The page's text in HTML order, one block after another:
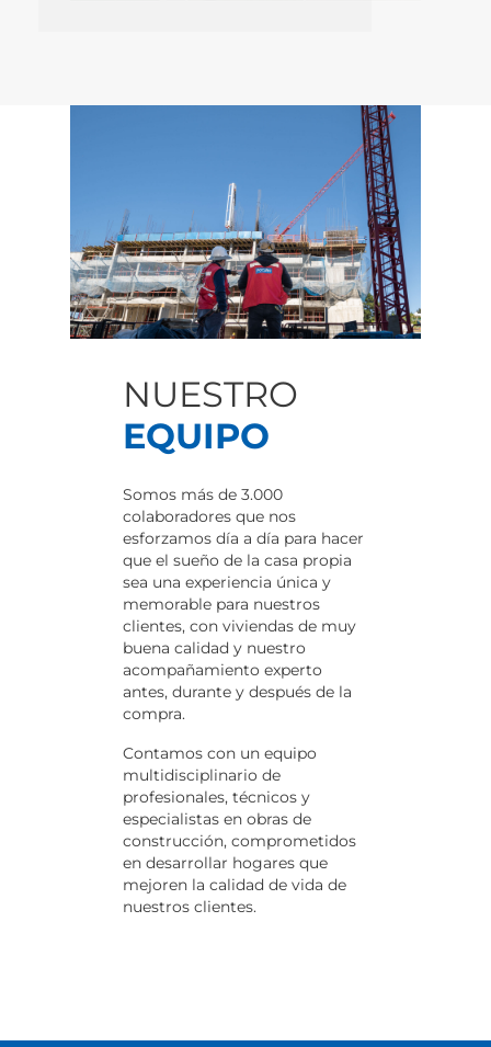
NUESTRO
EQUIPO
Somos más de 3.000
colaboradores que nos
esforzamos día a día para hacer
que el sueño de la casa propia
sea una experiencia única y
memorable para nuestros
clientes, con viviendas de muy
buena calidad y nuestro
acompañamiento experto
antes, durante y después de la
compra.
Contamos con un equipo
multidisciplinario de
profesionales, técnicos y
especialistas en obras de
construcción, comprometidos
en desarrollar hogares que
mejoren la calidad de vida de
nuestros clientes.